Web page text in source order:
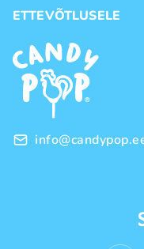
Ostutingimused
Privaatsuspoliitika
ETTEVÕTLUSELE
Frantsiis
Hulgimüük